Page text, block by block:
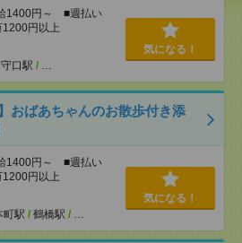
1400円～ ■週払い
円以上
守口駅 / …
気になる！
おばあちゃんのお散歩付き添
1400円～ ■週払い
円以上
町駅 / 鶴橋駅 / …
気になる！